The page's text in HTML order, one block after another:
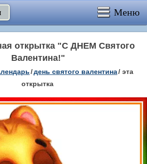
Меню
открытка "С ДНЕМ Святого
Валентина!"
/день святого валентина/ эта
открытка